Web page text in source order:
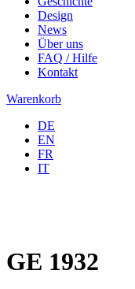
Design
News
Über uns
FAQ / Hilfe
Kontakt
Warenkorb
DE
EN
FR
IT
GE 1932